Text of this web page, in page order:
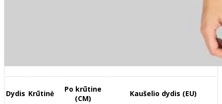
Dydis Krūtinė
Po krūtine
(CM)
Kaušelio dydis (EU)